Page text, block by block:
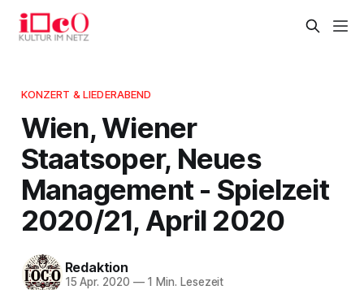
KONZERT & LIEDERABEND
Wien, Wiener
Staatsoper, Neues
Management - Spielzeit
2020/21, April 2020
Redaktion
15 Apr. 2020 —1 Min. Lesezeit